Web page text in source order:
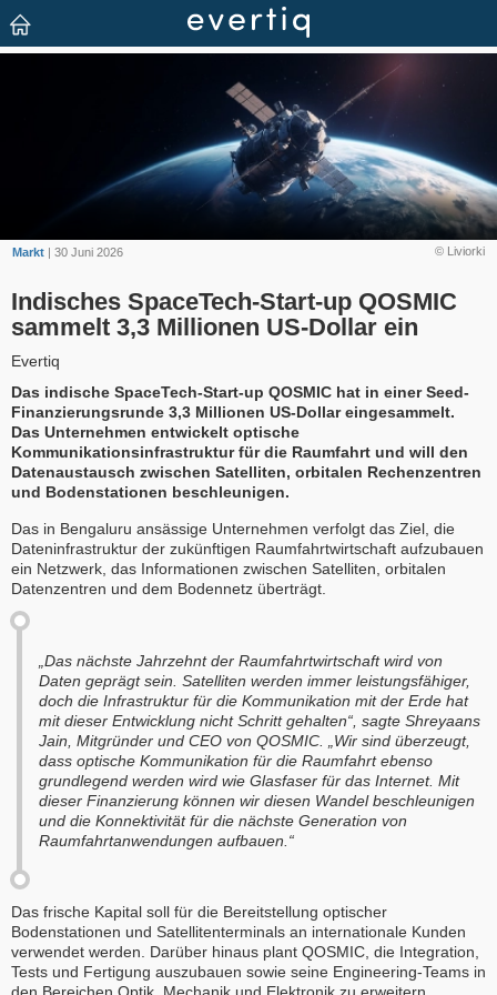
© Liviorki
Markt | 30 Juni 2026
Indisches SpaceTech-Start-up QOSMIC
sammelt 3,3 Millionen US-Dollar ein
Evertiq
Das indische SpaceTech-Start-up QOSMIC hat in einer Seed-
Finanzierungsrunde 3,3 Millionen US-Dollar eingesammelt.
Das Unternehmen entwickelt optische
Kommunikationsinfrastruktur für die Raumfahrt und will den
Datenaustausch zwischen Satelliten, orbitalen Rechenzentren
und Bodenstationen beschleunigen.
Das in Bengaluru ansässige Unternehmen verfolgt das Ziel, die
Dateninfrastruktur der zukünftigen Raumfahrtwirtschaft aufzubauen
ein Netzwerk, das Informationen zwischen Satelliten, orbitalen
Datenzentren und dem Bodennetz überträgt.
„Das nächste Jahrzehnt der Raumfahrtwirtschaft wird von
Daten geprägt sein. Satelliten werden immer leistungsfähiger,
doch die Infrastruktur für die Kommunikation mit der Erde hat
mit dieser Entwicklung nicht Schritt gehalten“, sagte Shreyaans
Jain, Mitgründer und CEO von QOSMIC. „Wir sind überzeugt,
dass optische Kommunikation für die Raumfahrt ebenso
grundlegend werden wird wie Glasfaser für das Internet. Mit
dieser Finanzierung können wir diesen Wandel beschleunigen
und die Konnektivität für die nächste Generation von
Raumfahrtanwendungen aufbauen.“
Das frische Kapital soll für die Bereitstellung optischer
Bodenstationen und Satellitenterminals an internationale Kunden
verwendet werden. Darüber hinaus plant QOSMIC, die Integration,
Tests und Fertigung auszubauen sowie seine Engineering-Teams in